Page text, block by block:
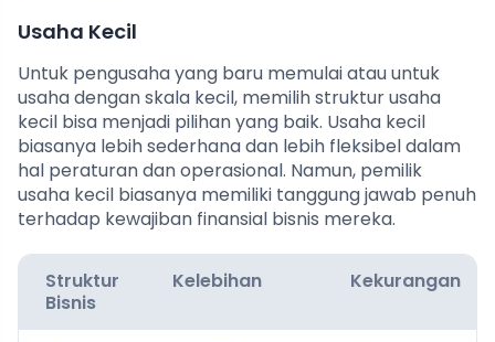
Usaha Kecil
Untuk pengusaha yang baru memulai atau untuk
usaha dengan skala kecil, memilih struktur usaha
kecil bisa menjadi pilihan yang baik. Usaha kecil
biasanya lebih sederhana dan lebih fleksibel dalam
hal peraturan dan operasional. Namun, pemilik
usaha kecil biasanya memiliki tanggung jawab penuh
terhadap kewajiban finansial bisnis mereka.
Struktur
Bisnis
Kelebihan Kekurangan